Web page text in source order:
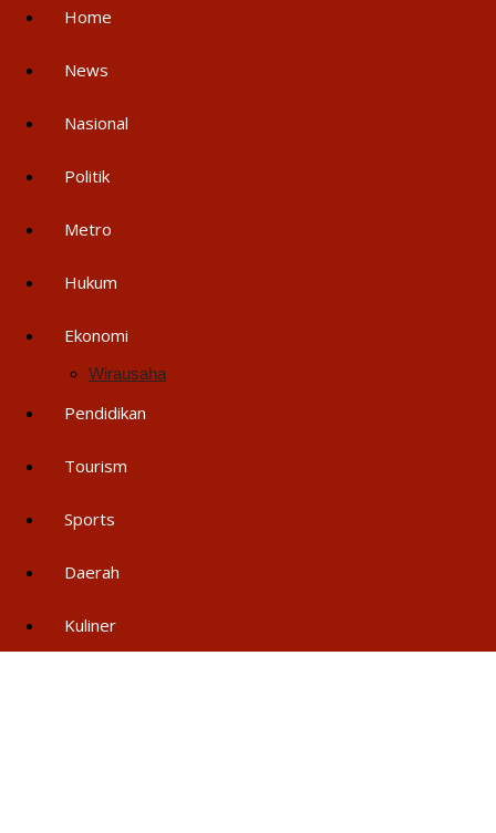
Home
News
Nasional
Politik
Metro
Hukum
Ekonomi
Wirausaha
Pendidikan
Tourism
Sports
Daerah
Kuliner